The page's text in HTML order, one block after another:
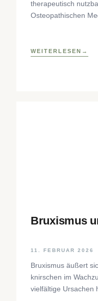
therapeutisch
Osteopathischen
Forstner
WEITERLESEN
Bruxismus
11. FEBRUAR 2026
Bruxismus äußert
knirschen im
vielfältige Ursachen